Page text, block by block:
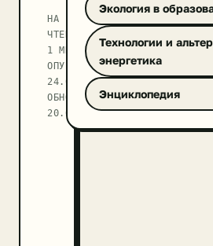
НА
ЧТЕНИЕ
1 МИН
ОПУБЛИКОВАНО
24.02.2018
ОБНОВЛЕНО
20.09.2025
Экология в
Технологии и
энергетика
Энциклопедия